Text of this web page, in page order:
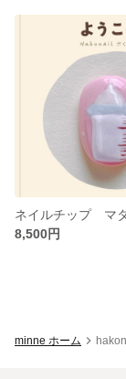
8,500円
minne ホーム